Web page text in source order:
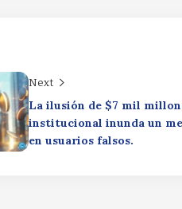
Next
La ilusión de $7 mil
institucional inunda un
en usuarios falsos.